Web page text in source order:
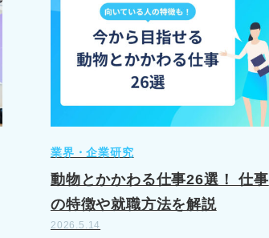
業界・企業研究
動物とかかわる仕事26選！ 仕事
の特徴や就職方法を解説
2026.5.14